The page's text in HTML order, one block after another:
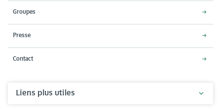
Groupes
Presse
Contact
Liens plus utiles